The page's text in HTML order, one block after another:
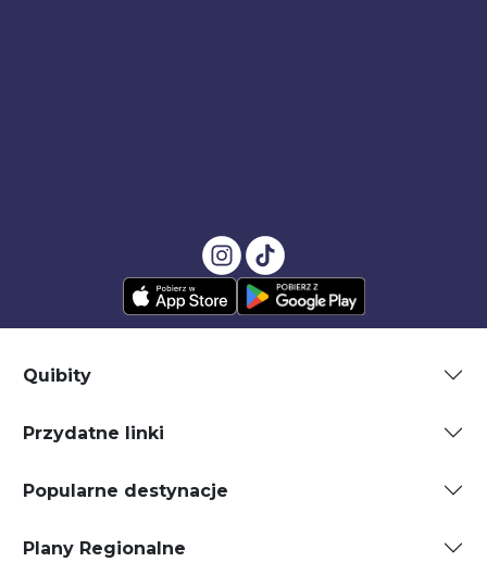
Quibity
Przydatne linki
Popularne destynacje
Plany Regionalne